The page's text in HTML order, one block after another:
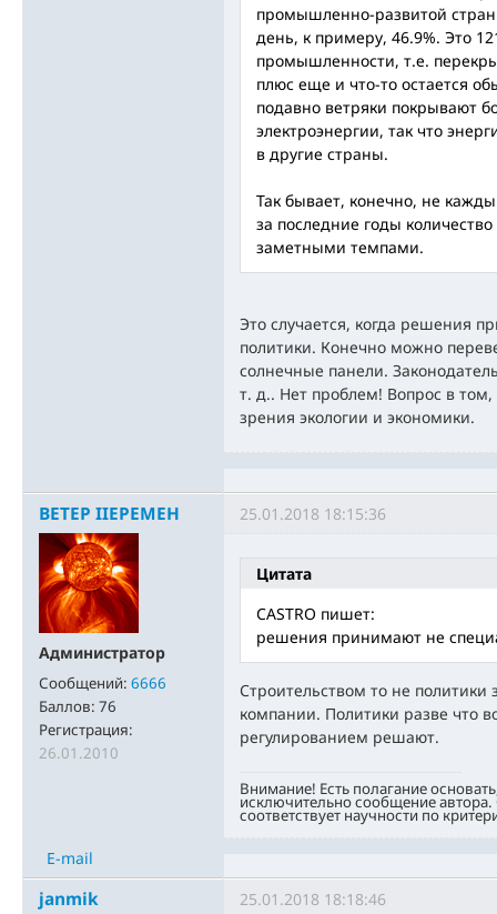
промышленно-развитой
день, к примеру, 46.9%. Это
промышленности, т.е.
плюс еще и что-то остается
подавно ветряки покрывают
электроэнергии, так что
в другие страны.
Так бывает, конечно, не
за последние годы
заметными темпами.
Это случается, когда решения
политики. Конечно можно
солнечные панели.
т. д.. Нет проблем! Вопрос в
зрения экологии и экономики.
BETEP IIEPEMEH
Администратор
Сообщений: 6666
Баллов: 76
Регистрация:
26.01.2010
25.01.2018 18:15:36
Цитата
CASTRO пишет:
решения принимают не
Строительством то не
компании. Политики разве что
регулированием решают.
Внимание! Есть полагание
исключительно сообщение
соответствует научности по
E-mail
janmik 25.01.2018 18:18:46